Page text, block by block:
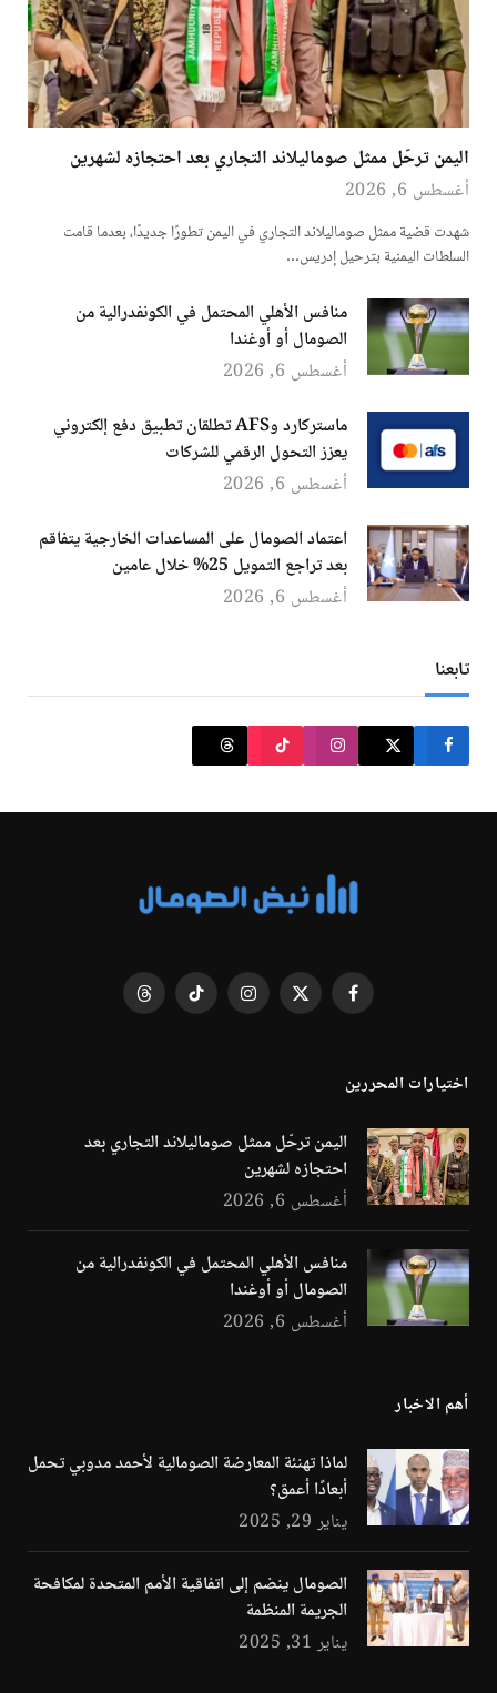
اليمن ترحّل ممثل صوماليلاند التجاري بعد احتجازه لشهرين
أغسطس 6, 2026
شهدت قضية ممثل صوماليلاند التجاري في اليمن تطورًا جديدًا، بعدما قامت
السلطات اليمنية بترحيل إدريس…
منافس الأهلي المحتمل في الكونفدرالية من
الصومال أو أوغندا
أغسطس 6, 2026
ماستركارد وAFS تطلقان تطبيق دفع إلكتروني
يعزز التحول الرقمي للشركات
أغسطس 6, 2026
اعتماد الصومال على المساعدات الخارجية يتفاقم
بعد تراجع التمويل 25% خلال عامين
أغسطس 6, 2026
تابعنا
فيسبوك X
الانستغرامتيكتوك Threads
اختيارات المحررين
اليمن ترحّل ممثل صوماليلاند التجاري بعد
احتجازه لشهرين
أغسطس 6, 2026
منافس الأهلي المحتمل في الكونفدرالية من
الصومال أو أوغندا
أغسطس 6, 2026
أهم الاخبار
لماذا تهنئة المعارضة الصومالية لأحمد مدوبي تحمل
أبعادًا أعمق؟
يناير 29, 2025
الصومال ينضم إلى اتفاقية الأمم المتحدة لمكافحة
الجريمة المنظمة
يناير 31, 2025